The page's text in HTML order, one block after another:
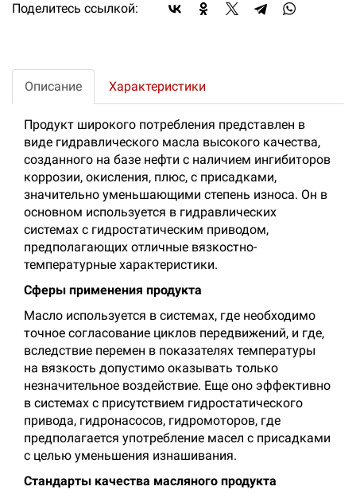
Поделитесь ссылкой:
Описание Характеристики
Продукт широкого потребления представлен в
виде гидравлического масла высокого качества,
созданного на базе нефти с наличием ингибиторов
коррозии, окисления, плюс, с присадками,
значительно уменьшающими степень износа. Он в
основном используется в гидравлических
системах с гидростатическим приводом,
предполагающих отличные вязкостно-
температурные характеристики.
Сферы применения продукта
Масло используется в системах, где необходимо
точное согласование циклов передвижений, и где,
вследствие перемен в показателях температуры
на вязкость допустимо оказывать только
незначительное воздействие. Еще оно эффективно
в системах с присутствием гидростатического
привода, гидронасосов, гидромоторов, где
предполагается употребление масел с присадками
с целью уменьшения изнашивания.
Стандарты качества масляного продукта